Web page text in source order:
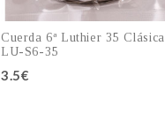
Cuerda 6ª Luthier 35 Clásica
LU-S6-35
3.5€